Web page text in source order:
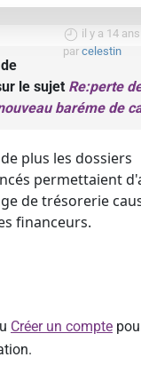
il y a 14
par celestin
le sujet Re:perte
baréme de
plus les dossiers
permettaient
de trésorerie
financeurs.
Créer un compte